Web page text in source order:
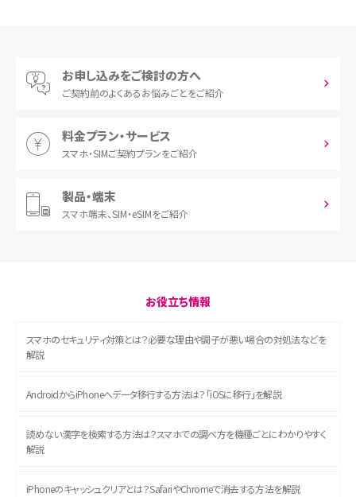
お申し込みをご検討の方へ
ご契約前のよくあるお悩みごとをご紹介
料金プラン・サービス
スマホ・SIMご契約プランをご紹介
製品・端末
スマホ端末、SIM・eSIMをご紹介
お役立ち情報
スマホのセキュリティ対策とは？必要な理由や調子が悪い場合の対処法などを
解説
AndroidからiPhoneへデータ移行する方法は？「iOSに移行」を解説
読めない漢字を検索する方法は？スマホでの調べ方を機種ごとにわかりやすく
解説
iPhoneのキャッシュクリアとは？SafariやChromeで消去する方法を解説